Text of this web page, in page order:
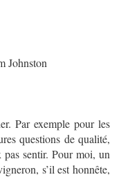
Johnston
Par exemple pour les
questions de qualité,
sentir. Pour moi, un
s’il est honnête,